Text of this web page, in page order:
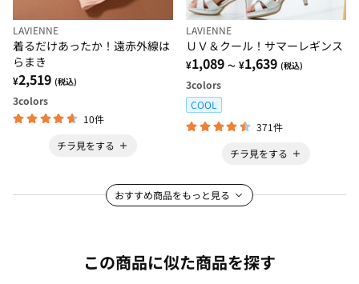
LAVIENNE
着るだけあったか！遠赤外線は
らまき
¥2,519 (税込)
3colors
10件
チラ見をする
LAVIENNE
ＵＶ＆クール！サマーレギンス
¥1,089 ～ ¥1,639 (税込)
3colors
COOL
371件
チラ見をする
おすすめ商品をもっと見る
この商品に似た商品を探す